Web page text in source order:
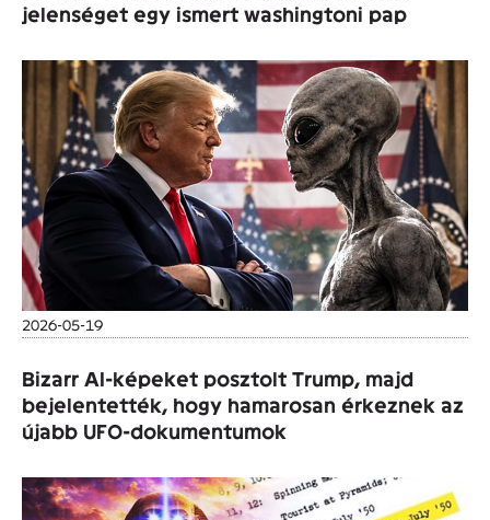
jelenséget egy ismert washingtoni pap
2026-05-19
Bizarr AI-képeket posztolt Trump, majd
bejelentették, hogy hamarosan érkeznek az
újabb UFO-dokumentumok